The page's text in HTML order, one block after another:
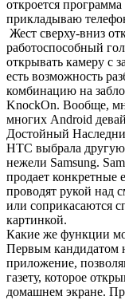
откроется
прикладываю
Жест сверху-вниз
работоспособный
открывать камеру с
есть возможность
комбинацию на
KnockOn. Вообще,
многих Android
Достойный
HTC выбрала
нежели Samsung.
продает конкретные
проводят рукой над
или соприкасаются
картинкой.
Какие же функции
Первым кандидатом
приложение,
газету, которое
домашнем экране.